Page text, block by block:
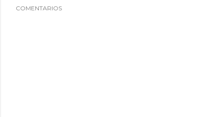
COMENTARIOS